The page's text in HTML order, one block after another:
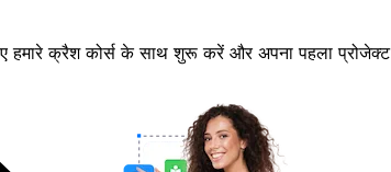
क्रैश कोर्स के साथ शुरू करें और अपना पहला प्रोजेक्ट